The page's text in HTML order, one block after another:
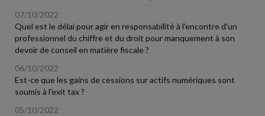
07/10/2022
Quel est le délai pour agir en responsabilité à l'encontre d'un
professionnel du chiffre et du droit pour manquement à son
devoir de conseil en matière fiscale ?
06/10/2022
Est-ce que les gains de cessions sur actifs numériques sont
soumis à l'exit tax ?
05/10/2022